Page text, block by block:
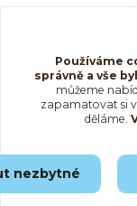
© 2025 AuraSomaShop.cz –
sídlem
Používáme
správně a vše
můžeme
zapamatovat si
děláme.
nezbytné